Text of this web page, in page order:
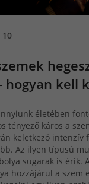
hogyan kell
életében
tényező káros a
keletkező intenzív
Az ilyen típusú
sugarak is érik.
hozzájárul a szem